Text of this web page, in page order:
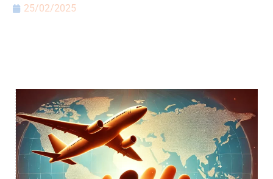
25/02/2025